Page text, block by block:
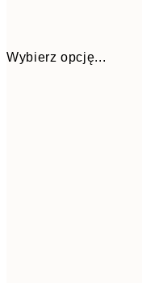
Wybierz opcję...